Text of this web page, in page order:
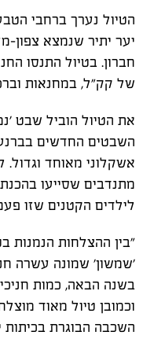
הטיול נערך ברחבי
יער יתיר שנמצא
חברון. בטיול התנסו
של קק"ל, במחנאות
את הטיול הוביל שבט
השבטים החדשים בברנע
אשקלוני מאוחד
מתנדבים שסייעו
לילדים הקטנים שזו
"בין ההצלחות הנמנות
'שמשון' שמונה עשרה
בשנה הבאה, כמות
וכמובן טיול מאוד
השכבה הבוגרת